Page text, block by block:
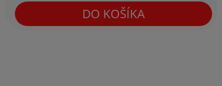
Jednotková cena:
DO KOŠÍKA